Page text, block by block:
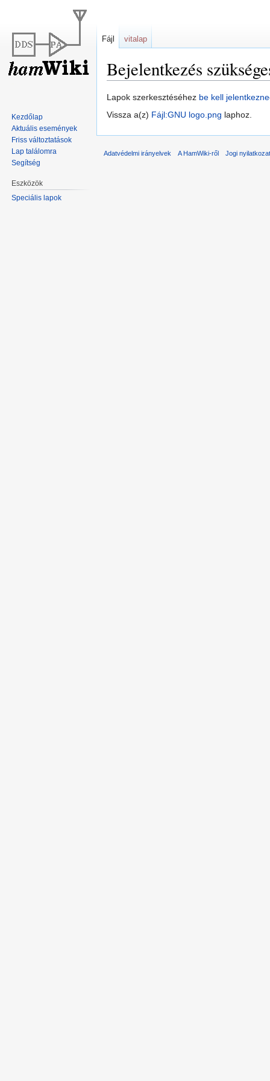
Bejelentkezés
Ugrás
a
Ugrás
a
Lapok szerkesztéséhez be kell
Vissza a(z) Fájl:GNU logo.png laphoz.
Fájl vitalap
Kezdőlap
Aktuális események
Friss változtatások
Lap találomra
Segítség
Eszközök
Speciális lapok
Adatvédelmi irányelvek A HamWiki-ről Jogi